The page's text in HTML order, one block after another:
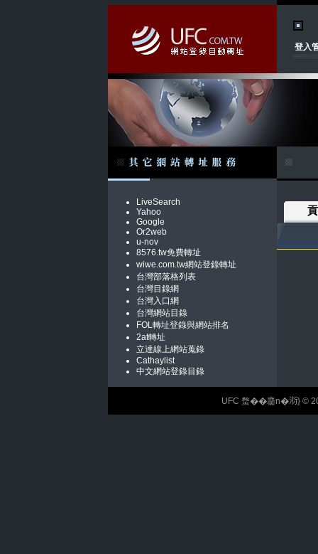
登入
LiveSearch
Yahoo
Google
Or2web
u-nov
8576.tw免費轉址
wiwe.com.tw網站登錄轉址
台灣部落格列表
台灣目錄網
台灣入口網
台灣網站目錄
FOL轉址登錄與網站排名
2at轉址
立達線上網站蒐錄
Cathaylist
中文網站登錄目錄
UFC 蝥��麢n�𣶹} ©